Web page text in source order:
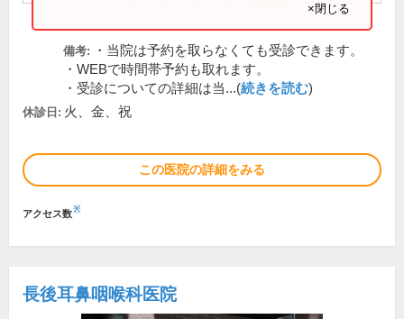
×閉じる
備考:
・当院は予約を取らなくても受診できます。
・WEBで時間帯予約も取れます。
・受診についての詳細は当...(続きを読む)
休診日: 火、金、祝
この医院の詳細をみる
アクセス数※
長後耳鼻咽喉科医院